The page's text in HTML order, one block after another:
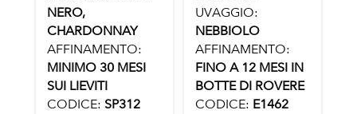
NERO,
CHARDONNAY
AFFINAMENTO:
MINIMO 30 MESI
SUI LIEVITI
CODICE: SP312
UVAGGIO:
NEBBIOLO
AFFINAMENTO:
FINO A 12 MESI IN
BOTTE DI ROVERE
CODICE: E1462